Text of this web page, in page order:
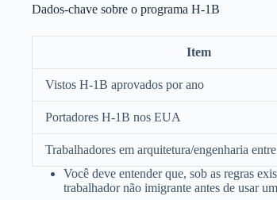
Dados-chave sobre o programa H-1B
Item
Vistos H-1B aprovados por ano
Portadores H-1B nos EUA
Trabalhadores em arquitetura/engenharia
Você deve entender que, sob as regras
trabalhador não imigrante antes de usar